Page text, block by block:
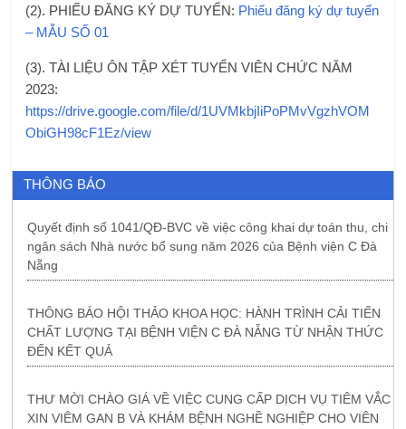
(2). PHIẾU ĐĂNG KÝ DỰ TUYỂN: Phiếu đăng ký dự tuyển
– MẪU SỐ 01
(3). TÀI LIỆU ÔN TẬP XÉT TUYỂN VIÊN CHỨC NĂM
2023:
https://drive.google.com/file/d/1UVMkbjIiPoPMvVgzhVOM
ObiGH98cF1Ez/view
THÔNG BÁO
Quyết định số 1041/QĐ-BVC về việc công khai dự toán thu, chi
ngân sách Nhà nước bổ sung năm 2026 của Bệnh viện C Đà
Nẵng
THÔNG BÁO HỘI THẢO KHOA HỌC: HÀNH TRÌNH CẢI TIẾN
CHẤT LƯỢNG TẠI BỆNH VIỆN C ĐÀ NẴNG TỪ NHẬN THỨC
ĐẾN KẾT QUẢ
THƯ MỜI CHÀO GIÁ VỀ VIỆC CUNG CẤP DỊCH VỤ TIÊM VẮC
XIN VIÊM GAN B VÀ KHÁM BỆNH NGHỀ NGHIỆP CHO VIÊN